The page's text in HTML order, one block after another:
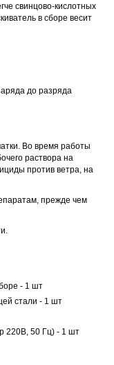
свинцово-кислотных
в сборе весит
до разряда
Во время работы
раствора на
против ветра, на
прежде чем
- 1 шт
стали - 1 шт
220В, 50 Гц) - 1 шт